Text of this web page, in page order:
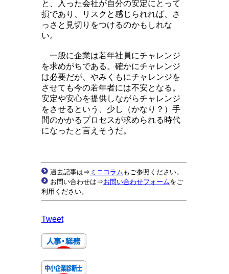
と、入った会社が自分の安定にとって
損であり、リスクと感じられれば、さ
っさと見切りをつけるのかもしれな
い。
一般に企業は若年社員にチャレンジ
を求めがちである。確かにチャレンジ
は必要だが、やみくもにチャレンジを
させても今の若年者には不安となる。
安定や安心を提供しながらチャレンジ
をさせるという、少し（かなり？）手
間のかかるプロセスが求められる時代
になったと言えそうだ。
過去記事は⇒ ミニコラム もご参照ください。
お問い合わせは⇒お問い合わせフォームをご
利用ください。
Tweet